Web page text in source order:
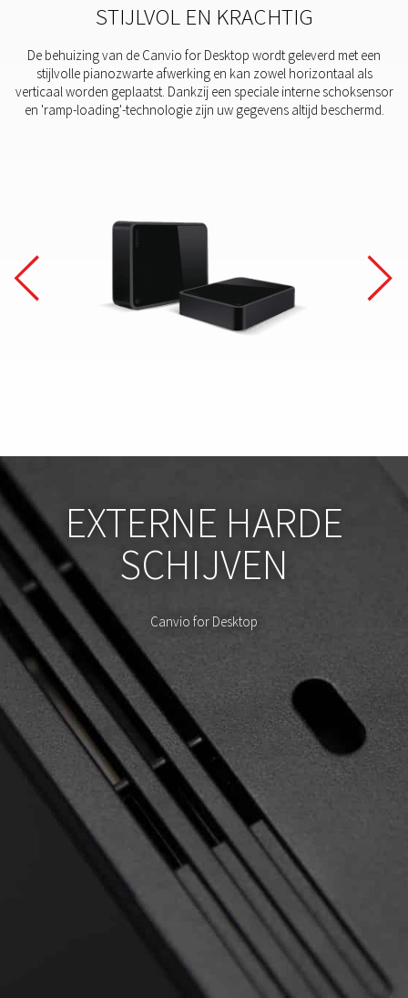
STIJLVOL EN KRACHTIG
De behuizing van de Canvio for Desktop wordt geleverd met een
stijlvolle pianozwarte afwerking en kan zowel horizontaal als
verticaal worden geplaatst. Dankzij een speciale interne schoksensor
en 'ramp-loading'-technologie zijn uw gegevens altijd beschermd.
EXTERNE HARDE
SCHIJVEN
Canvio for Desktop